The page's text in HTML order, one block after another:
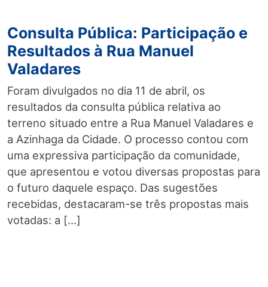
Consulta Pública: Participação e
Resultados à Rua Manuel
Valadares
Foram divulgados no dia 11 de abril, os
resultados da consulta pública relativa ao
terreno situado entre a Rua Manuel Valadares e
a Azinhaga da Cidade. O processo contou com
uma expressiva participação da comunidade,
que apresentou e votou diversas propostas para
o futuro daquele espaço. Das sugestões
recebidas, destacaram-se três propostas mais
votadas: a […]